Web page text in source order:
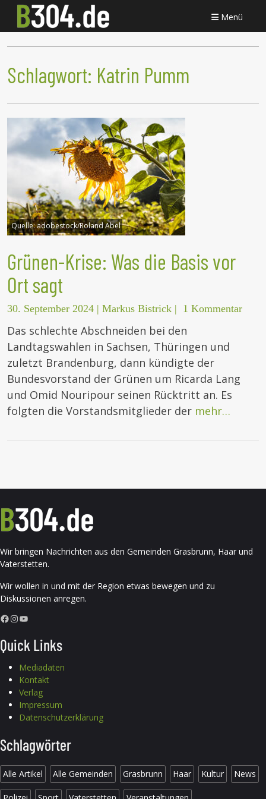
Menü
Schlagwort: Katrin Pumm
Quelle:adobestock/Roland Abel
Grünen-Krise: Was die Basis vor
Ort sagt
30. September 2024 | Markus Bistrick | 1 Kommentar
Das schlechte Abschneiden bei den
Landtagswahlen in Sachsen, Thüringen und
zuletzt Brandenburg, dann kündigte der
Bundesvorstand der Grünen um Ricarda Lang
und Omid Nouripour seinen Rücktritt an. Es
folgten die Vorstandsmitglieder der mehr…
Wir bringen Nachrichten aus den Gemeinden Grasbrunn, Haar und
Vaterstetten.
Wir wollen in und mit der Region etwas bewegen und zu
Diskussionen anregen.
Facebook InstagramYouTube
Quick Links
Mediadaten
Kontakt
Verlag
Impressum
Datenschutzerklärung
Schlagwörter
Alle Artikel Alle Gemeinden Grasbrunn Haar Kultur News